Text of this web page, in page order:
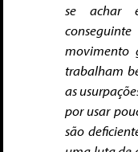
se achar
movimento
trabalham
as
por usar
são